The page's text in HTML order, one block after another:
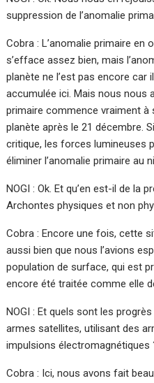
suppression de l’anomalie
Cobra : L’anomalie primaire en
s’efface assez bien, mais
planète ne l’est pas encore car
accumulée ici. Mais nous nous
primaire commence vraiment à
planète après le 21 décembre.
critique, les forces lumineuses
éliminer l’anomalie primaire au
NOGI : Ok. Et qu’en est-il de la
Archontes physiques et non
Cobra : Encore une fois, cette
aussi bien que nous l’avions
population de surface, qui est
encore été traitée comme elle
NOGI : Et quels sont les
armes satellites, utilisant des
impulsions électromagnétiques
Cobra : Ici, nous avons fait